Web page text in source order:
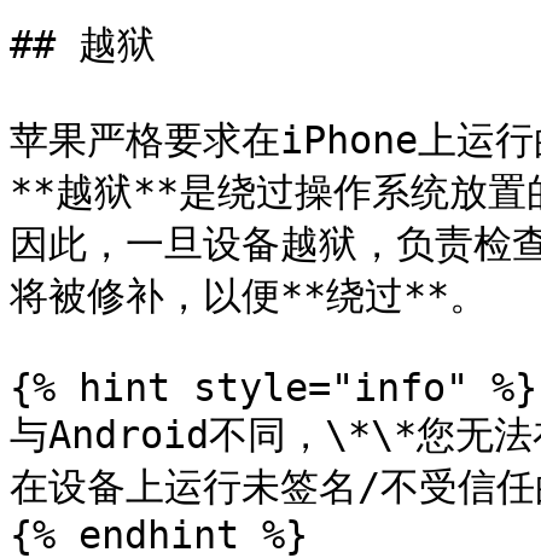
## 越狱
苹果严格要求在iPhone上运
**越狱**是绕过操作系统放置
因此，一旦设备越狱，负责
将被修补，以便**绕过**。
{% hint style="info" %}
与Android不同，\*\*您无法
在设备上运行未签名/不受信
{% endhint %}